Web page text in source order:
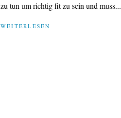
zu tun um richtig fit zu sein und muss...
WEITERLESEN